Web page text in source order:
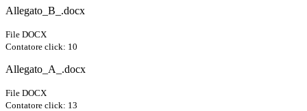
Allegato_B_.docx
File DOCX
Contatore click: 10
Allegato_A_.docx
File DOCX
Contatore click: 13